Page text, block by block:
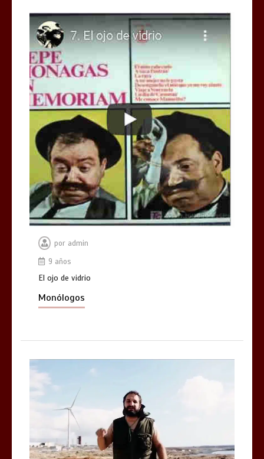
por admin
9 años
El ojo de vidrio
Monólogos